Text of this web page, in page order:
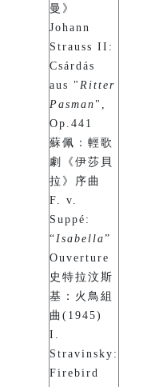
曼》
Johann
Strauss II:
Csárdás
aus " Ritter
Pasman ",
Op.441
蘇佩：輕歌
劇《伊莎貝
拉》序曲
F. v.
Suppé:
“Isabella”
Ouverture
史特拉汶斯
基：火鳥組
曲(1945)
I.
Stravinsky:
Firebird